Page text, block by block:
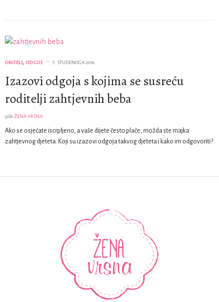
OBITELJ, ODGOJ 7. STUDENOGA 2016.
Izazovi odgoja s kojima se susreću
roditelji zahtjevnih beba
piše ŽENA VRSNA
Ako se osjećate iscrpljeno, a vaše dijete često plače, možda ste majka
zahtjevnog djeteta. Koji su izazovi odgoja takvog djeteta i kako im odgovoriti?